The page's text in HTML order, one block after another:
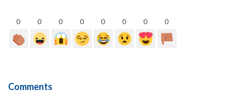
0 0 0 0 0 0 0 0
Comments